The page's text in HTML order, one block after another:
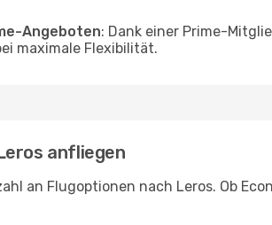
Angeboten: Dank einer Prime-
maximale Flexibilität.
anfliegen
an Flugoptionen nach Leros. Ob